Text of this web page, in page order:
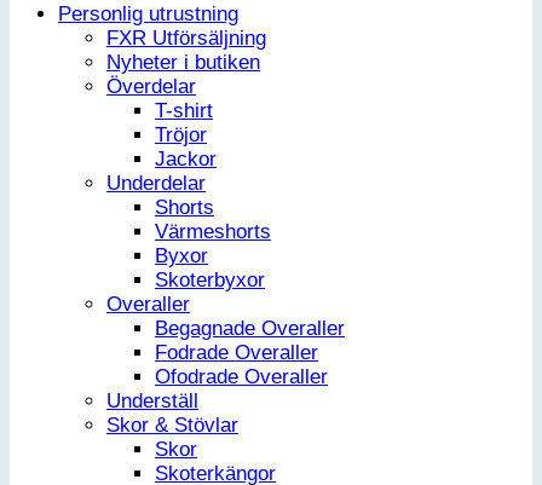
Personlig utrustning
FXR Utförsäljning
Nyheter i butiken
Överdelar
T-shirt
Tröjor
Jackor
Underdelar
Shorts
Värmeshorts
Byxor
Skoterbyxor
Overaller
Begagnade Overaller
Fodrade Overaller
Ofodrade Overaller
Underställ
Skor & Stövlar
Skor
Skoterkängor